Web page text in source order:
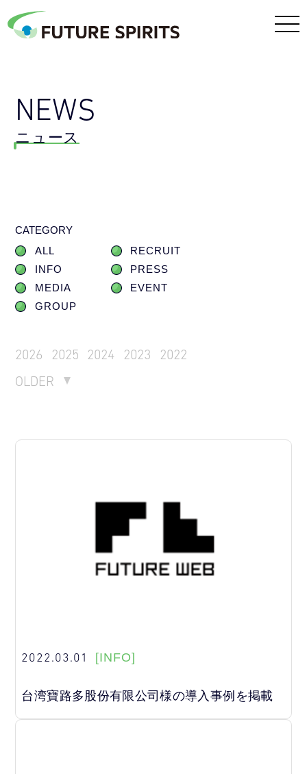
NEWS
ニュース
CATEGORY
ALL
RECRUIT
INFO
PRESS
MEDIA
EVENT
GROUP
2026 2025 2024 2023
2022
OLDER
2022.03.01 [INFO]
台湾寶路多股份有限公司様の導入事例を掲載